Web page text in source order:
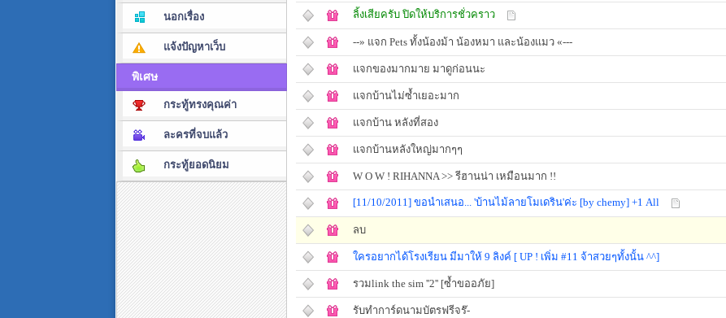
นอกเรื่อง
แจ้งปัญหาเว็บ
พิเศษ
กระทู้ทรงคุณค่า
ละครที่จบแล้ว
กระทู้ยอดนิยม
ลิ้งเสียครับ ปิดให้บริการชั่วคราว
--» แจก Pets ทั้งน้องม้า น้องหมา และน้องแมว «---
แจกของมากมาย มาดูก่อนนะ
แจกบ้านไม่ซ้ำเยอะมาก
แจกบ้าน หลังที่สอง
แจกบ้านหลังใหญ่มากๆๆ
W O W ! RIHANNA >> รีฮานน่า เหมือนมาก !!
[11/10/2011] ขอนำเสนอ... 'บ้านไม้ลายโมเดริน'ค่ะ [by chemy] +1 All
ลบ
ใครอยากได้โรงเรียน มีมาให้ 9 ลิงค์ [ UP ! เพิ่ม #11 จ้าสวยๆทั้งนั้น ^^]
รวมlink the sim ''2'' [ซ้ำขออภัย]
รับทำการ์ดนามบัตรฟรีจร๊-